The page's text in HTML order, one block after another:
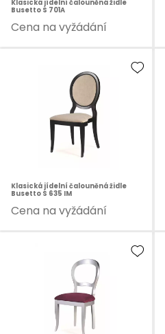
Klasická jídelní čalouněná židle
Busetto S 701A
Cena na vyžádání
Klasická jídelní čalouněná židle
Busetto S 635 IM
Cena na vyžádání